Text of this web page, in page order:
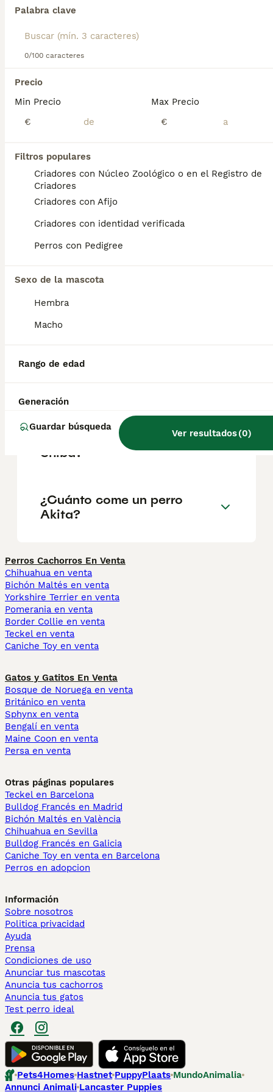
Palabra clave
0/100 caracteres
Precio
Min Precio
€
Max Precio
€
Filtros populares
Criadores con Núcleo Zoológico o en el Registro de
Criadores
Criadores con Afijo
Criadores con identidad verificada
Perros con Pedigree
Sexo de la mascota
Hembra
Macho
Rango de edad
Generación
Guardar búsqueda
Ver resultados(0)
en Canarias.
Si deseas exactamente esta búsqueda guarda tu
¿Cuánto cuesta un cachorro
de Akita Inu?
El coste medio de un cachorro de Akita Inu
aunque los precios pueden variar según
de casa?
¿Cuál es mejor, Akita o
Shiba?
¿Cuánto come un perro
Akita?
Perros Cachorros En Venta
Chihuahua en venta
Bichón Maltés en venta
Yorkshire Terrier en venta
Pomerania en venta
Border Collie en venta
Teckel en venta
Caniche Toy en venta
Gatos y Gatitos En Venta
Bosque de Noruega en venta
Británico en venta
Sphynx en venta
Bengalí en venta
Maine Coon en venta
Persa en venta
Otras páginas populares
Teckel en Barcelona
Bulldog Francés en Madrid
Bichón Maltés en València
Chihuahua en Sevilla
Bulldog Francés en Galicia
Caniche Toy en venta en Barcelona
Perros en adopcion
Información
Sobre nosotros
Politica privacidad
Ayuda
Prensa
Condiciones de uso
Anunciar tus mascotas
Anuncia tus cachorros
Anuncia tus gatos
Test perro ideal
Pets4Homes Hastnet PuppyPlaats MundoAnimalia
Annunci Animali Lancaster Puppies